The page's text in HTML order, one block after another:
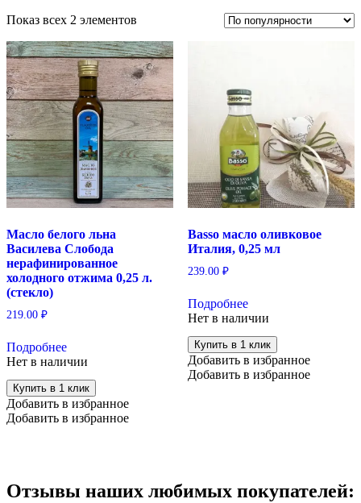
Показ всех 2 элементов
Масло белого льна
Василева Слобода
нерафинированное
холодного отжима 0,25 л.
(стекло)
219.00 ₽
Подробнее
Нет в наличии
Купить в 1 клик
Добавить в избранное
Добавить в избранное
Basso масло оливковое
Италия, 0,25 мл
239.00 ₽
Подробнее
Нет в наличии
Купить в 1 клик
Добавить в избранное
Добавить в избранное
Отзывы наших любимых покупателей: